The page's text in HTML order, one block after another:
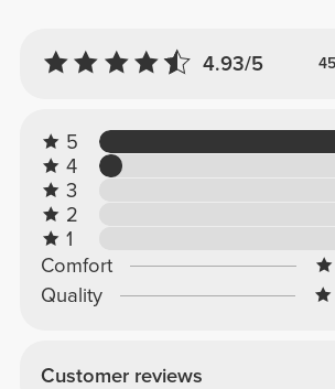
4.93/5
5
4
3
2
1
Comfort
Quality
Customer reviews